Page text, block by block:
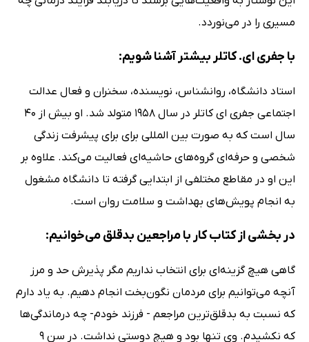
مسیری را در می‌نوردد.
با جفری ای. کاتلر بیشتر آشنا شویم:
استاد دانشگاه، روانشناس، نویسنده، سخنران و فعال عدالت
اجتماعی جفری ای کاتلر در سال 1958 متولد شد. او بیش از 40
سال است که به صورت بین المللی برای برای پیشرفت زندگی
شخصی و حرفه‌ای گروه‌های حاشیه‌ای فعالیت می‌کند. علاوه بر
این او در مقاطع مختلفی از ابتدایی گرفته تا دانشگاه مشغول
به انجام پویش‌های بهداشت و سلامت روان است.
در بخشی از کتاب کار با مراجعین بدقلق می‌خوانیم:
گاهی هیچ گزینه‌ای برای انتخاب نداریم مگر پذیرش حد و مرز
آنچه می‌توانیم برای مردمان نگون‌بخت انجام دهیم. به یاد دارم
که نسبت به بدقلق‌ترین مراجعم - فرزند خودم- چه درماندگی‌ها
که نکشیدم. وی تنها بود و هیچ دوستی نداشت. در سن 9